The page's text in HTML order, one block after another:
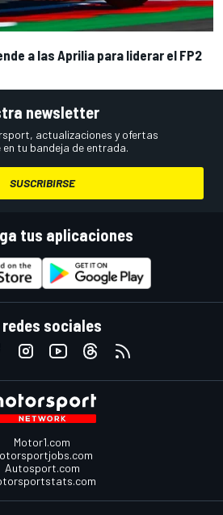
a las Aprilia para liderar el FP2
newsletter
actualizaciones y ofertas
tu bandeja de entrada.
SUSCRIBIRSE
tus aplicaciones
redes sociales
Motor1.com
Autosport.com